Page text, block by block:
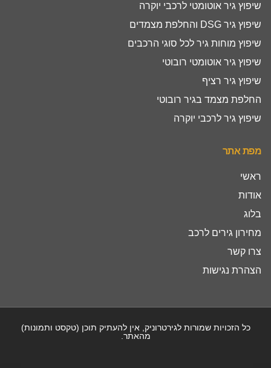
שיפוץ גיר אוטומטי לרכבי יוקרה
שיפוץ גיר DSG והחלפת מצמדים
שיפוץ מוחות גיר לכל סוגי הרכבים
שיפוץ גיר אוטומטי רובוטי
שיפוץ גיר רציף
החלפת מצמד בגיר רובוטי
שיפוץ גיר לרכבי יוקרה
מפת אתר
ראשי
אודות
בלוג
מחירון גירים לרכב
צרו קשר
הצהרת נגישות
כל הזכויות שמורות לגירטרוניק, אין להעתיק תוכן (טקסט ותמונות)
מהאתר.